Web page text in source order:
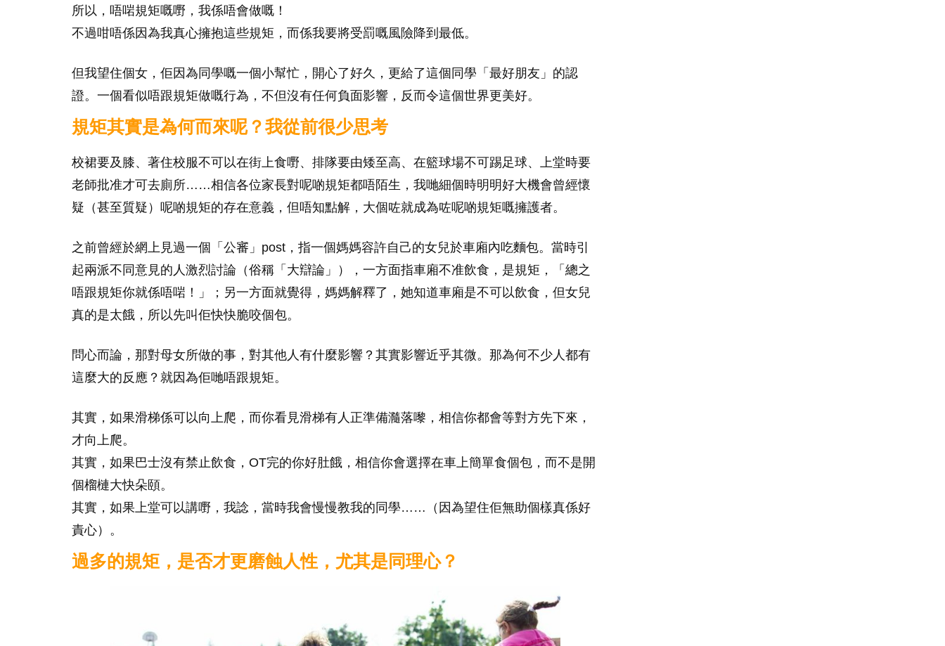
所以，唔啱規矩嘅嘢，我係唔會做嘅！
不過咁唔係因為我真心擁抱這些規矩，而係我要將受罰嘅風險降到最低。
但我望住個女，佢因為同學嘅一個小幫忙，開心了好久，更給了這個同學「最好朋友」的認
證。一個看似唔跟規矩做嘅行為，不但沒有任何負面影響，反而令這個世界更美好。
規矩其實是為何而來呢？我從前很少思考
校裙要及膝、著住校服不可以在街上食嘢、排隊要由矮至高、在籃球場不可踢足球、上堂時要
老師批准才可去廁所……相信各位家長對呢啲規矩都唔陌生，我哋細個時明明好大機會曾經懷
疑（甚至質疑）呢啲規矩的存在意義，但唔知點解，大個咗就成為咗呢啲規矩嘅擁護者。
之前曾經於網上見過一個「公審」post，指一個媽媽容許自己的女兒於車廂內吃麵包。當時引
起兩派不同意見的人激烈討論（俗稱「大辯論」），一方面指車廂不准飲食，是規矩，「總之
唔跟規矩你就係唔啱！」；另一方面就覺得，媽媽解釋了，她知道車廂是不可以飲食，但女兒
真的是太餓，所以先叫佢快快脆咬個包。
問心而論，那對母女所做的事，對其他人有什麼影響？其實影響近乎其微。那為何不少人都有
這麼大的反應？就因為佢哋唔跟規矩。
其實，如果滑梯係可以向上爬，而你看見滑梯有人正準備瀡落嚟，相信你都會等對方先下來，
才向上爬。
其實，如果巴士沒有禁止飲食，OT完的你好肚餓，相信你會選擇在車上簡單食個包，而不是開
個榴槤大快朵頤。
其實，如果上堂可以講嘢，我諗，當時我會慢慢教我的同學……（因為望住佢無助個樣真係好
責心）。
過多的規矩，是否才更磨蝕人性，尤其是同理心？